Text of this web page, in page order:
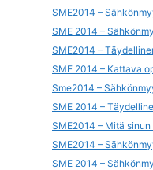
SME2014 –
SME 2014 –
SME2014 –
SME 2014 – Kattava
Sme2014 –
SME 2014 –
SME2014 – Mitä
SME2014 –
SME 2014 –